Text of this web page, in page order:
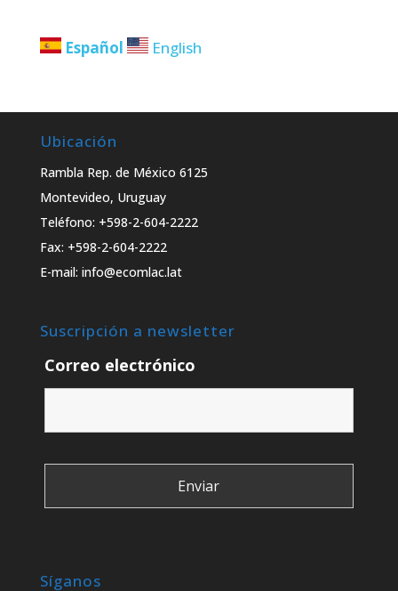
Español English
Ubicación
Rambla Rep. de México 6125
Montevideo, Uruguay
Teléfono: +598-2-604-2222
Fax: +598-2-604-2222
E-mail: info@ecomlac.lat
Suscripción a newsletter
Correo electrónico
Síganos